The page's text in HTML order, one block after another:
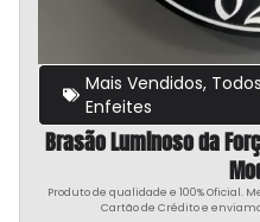
Mais Vendidos,
Enfeites
Brasão Luminoso da
Produto de qualidade e 100% Oficial.
Cartão de Crédito e